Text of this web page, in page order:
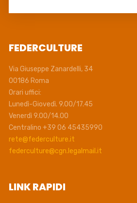
FEDERCULTURE
Via Giuseppe Zanardelli, 34
00186 Roma
Orari uffici:
Lunedì-Giovedì. 9.00/17.45
Venerdì 9.00/14.00
Centralino +39 06 45435990
rete@federculture.it
federculture@cgn.legalmail.it
LINK RAPIDI